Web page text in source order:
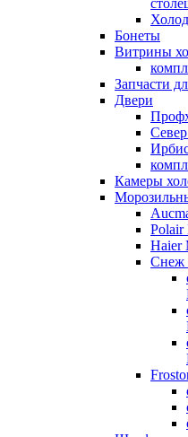
Бонеты
Витрины
Запчасти
Двери
Камеры
Polair
Haier
Снеж